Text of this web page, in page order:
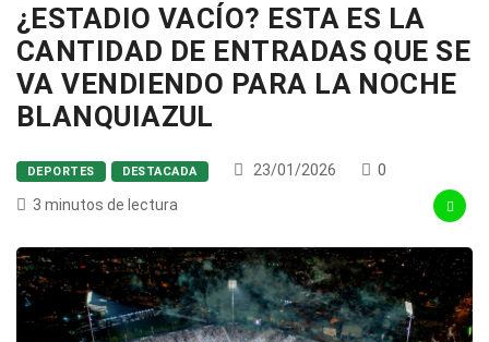
¿ESTADIO VACÍO? ESTA ES LA
CANTIDAD DE ENTRADAS QUE SE
VA VENDIENDO PARA LA NOCHE
BLANQUIAZUL
DEPORTES DESTACADA 23/01/2026
0
3 minutos de lectura